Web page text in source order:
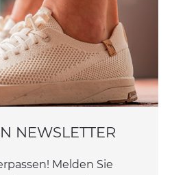
NEWSLETTER
Melden Sie